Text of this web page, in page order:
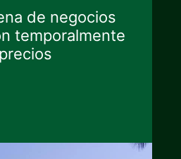
de negocios
temporalmente